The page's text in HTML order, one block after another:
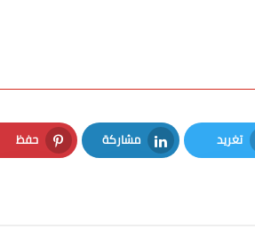
تغريد
Twitter
مشاركة
LinkedIn
حفظ
Pinterest